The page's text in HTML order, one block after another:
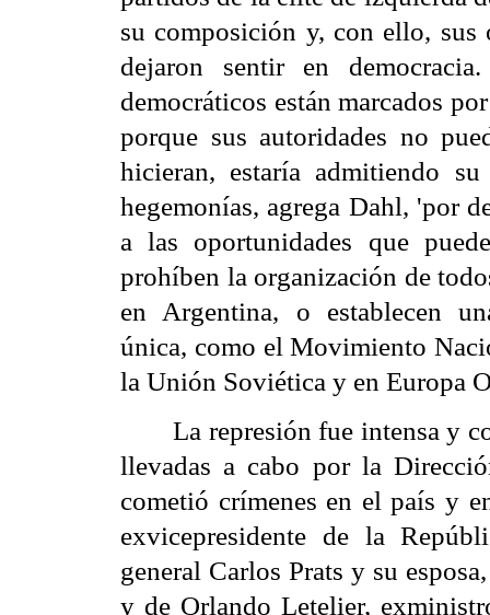
su composición y, con ello, sus
dejaron sentir en
democráticos están marcados
porque sus autoridades no
hicieran, estaría admitiendo
hegemonías, agrega Dahl, 'por
a las oportunidades que
prohíben la organización de
en Argentina, o establecen
única, como el Movimiento
la Unión Soviética y en Europa
La represión fue intensa y
llevadas a cabo por la
cometió crímenes en el país y
exvicepresidente de la
general Carlos Prats y su
y de Orlando Letelier,